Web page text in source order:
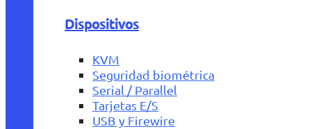
Dispositivos
KVM
Seguridad biométrica
Serial / Parallel
Tarjetas E/S
USB y Firewire